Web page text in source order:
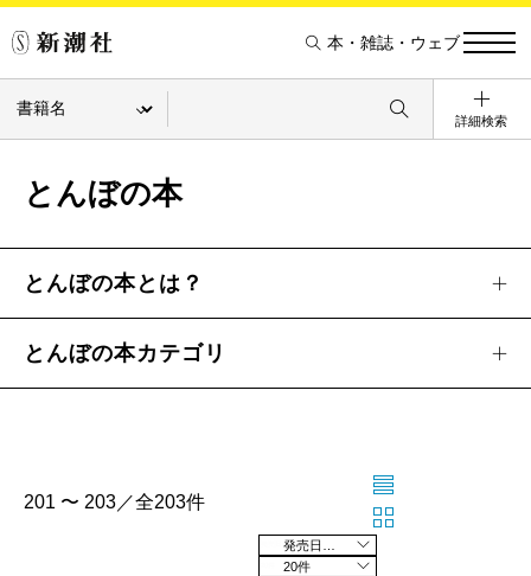
本・雑誌・ウェブ
詳細検索
とんぼの本
とんぼの本とは？
とんぼの本カテゴリ
201 〜 203／全203件
20件